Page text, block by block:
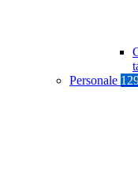
Personale